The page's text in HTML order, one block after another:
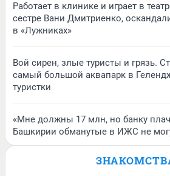
Работает в клинике и играет в
сестре Вани Дмитриенко,
в «Лужниках»
Вой сирен, злые туристы и грязь.
самый большой аквапарк в
туристки
«Мне должны 17 млн, но банку
Башкирии обманутые в ИЖС не